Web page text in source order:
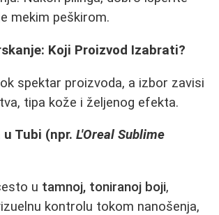
mekim peškirom.
Koji Proizvod Izabrati?
spektar proizvoda, a izbor zavisi
tipa kože i željenog efekta.
u Tubi (npr. L'Oreal Sublime
u tamnoj, toniranoj boji,
kontrolu tokom nanošenja,